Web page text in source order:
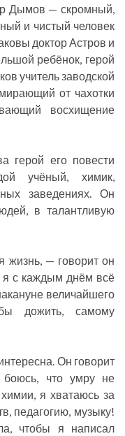
Дымов — скромный,
и чистый человек
доктор Астров и
ребёнок, герой
учитель заводской
от чахотки
восхищение
герой его повести
учёный, химик,
заведениях. Он
в талантливую
жизнь, — говорит он
я с каждым днём всё
величайшего
дожить, самому
Он говорит
что умру не
я хватаюсь за
педагогию, музыку!
чтобы я написал